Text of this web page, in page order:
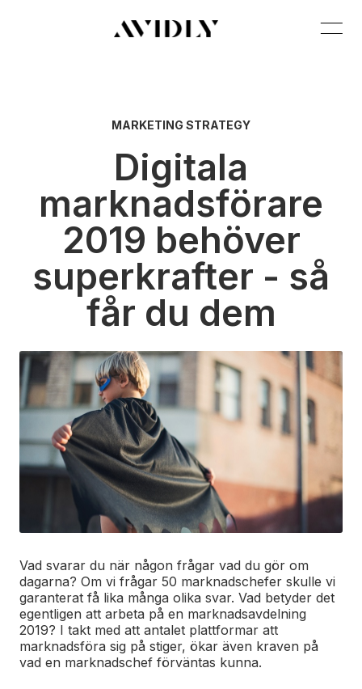
MARKETING STRATEGY
Digitala
marknadsförare
2019 behöver
superkrafter - så
får du dem
Vad svarar du när någon frågar vad du gör om
dagarna? Om vi frågar 50 marknadschefer skulle vi
garanterat få lika många olika svar. Vad betyder det
egentligen att arbeta på en marknadsavdelning
2019? I takt med att antalet plattformar att
marknadsföra sig på stiger, ökar även kraven på
vad en marknadschef förväntas kunna.